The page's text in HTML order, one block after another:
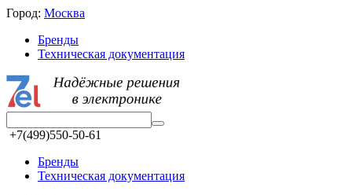
Город: Москва
Бренды
Техническая документация
+7(499)550-50-61
Бренды
Техническая документация